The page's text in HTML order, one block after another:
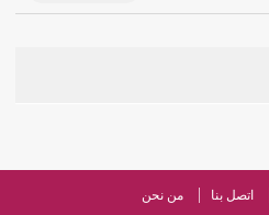
اتصل بنا من نحن